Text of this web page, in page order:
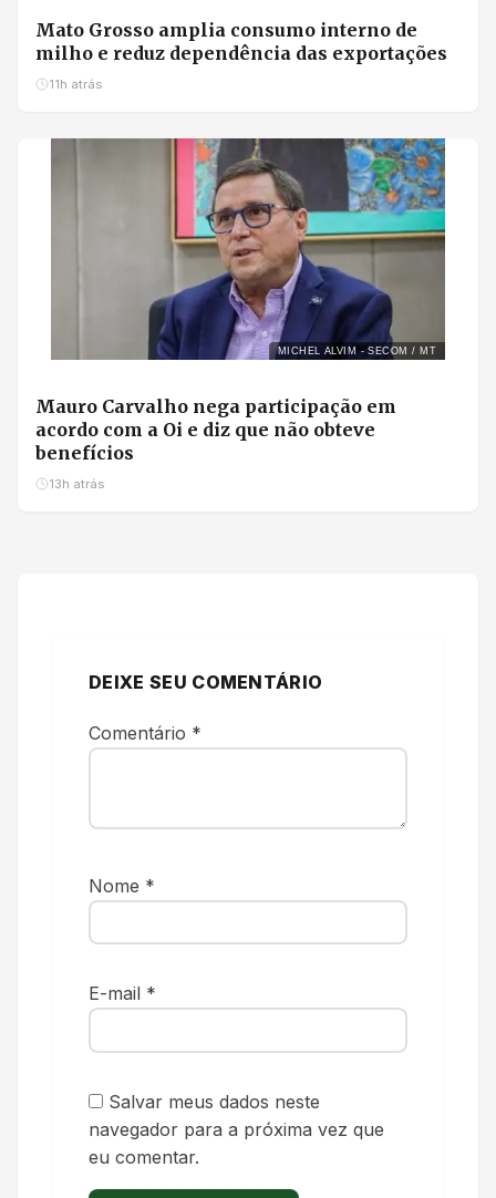
Mato Grosso amplia consumo interno de
milho e reduz dependência das exportações
11h atrás
MICHEL ALVIM - SECOM / MT
Mauro Carvalho nega participação em
acordo com a Oi e diz que não obteve
benefícios
13h atrás
DEIXE SEU COMENTÁRIO
Comentário *
Nome *
E-mail *
Salvar meus dados neste
navegador para a próxima vez que
eu comentar.